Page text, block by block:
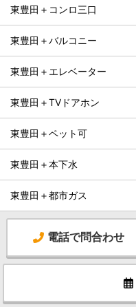
東豊田＋コンロ三口
東豊田＋バルコニー
東豊田＋エレベーター
東豊田＋TVドアホン
東豊田＋ペット可
東豊田＋本下水
東豊田＋都市ガス
電話で問合わせ